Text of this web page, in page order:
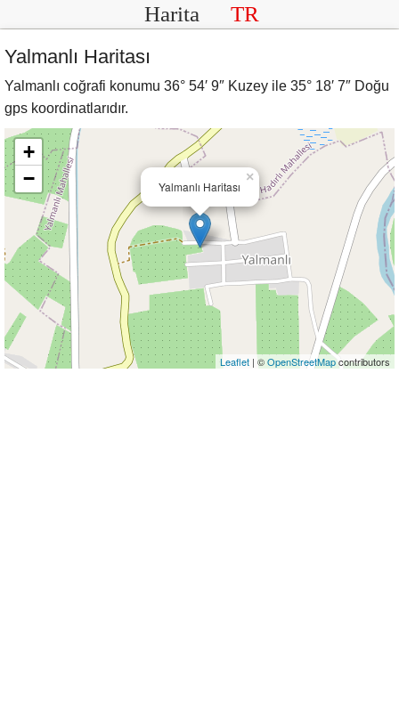
Harita TR
Yalmanlı Haritası
Yalmanlı coğrafi konumu 36° 54′ 9″ Kuzey ile 35° 18′ 7″ Doğu
gps koordinatlarıdır.
Yalmanlı Haritası
×
+
−
Leaflet | ©OpenStreetMapcontributors